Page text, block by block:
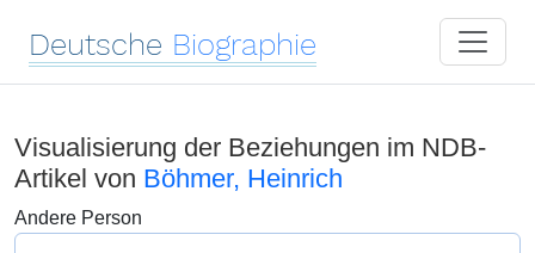
Deutsche Biographie
Visualisierung der Beziehungen im NDB-
Artikel von Böhmer, Heinrich
Andere Person